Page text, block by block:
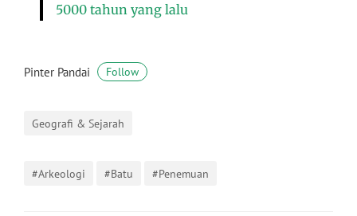
5000 tahun yang lalu
Pinter Pandai Follow
Geografi & Sejarah
#Arkeologi #Batu #Penemuan